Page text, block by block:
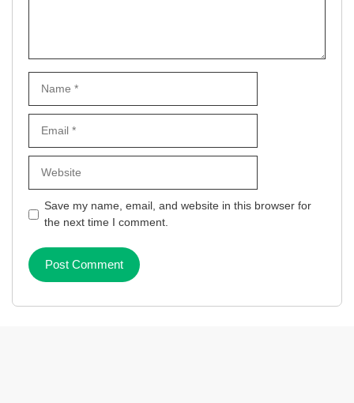
Save my name, email, and website in this browser for
the next time I comment.